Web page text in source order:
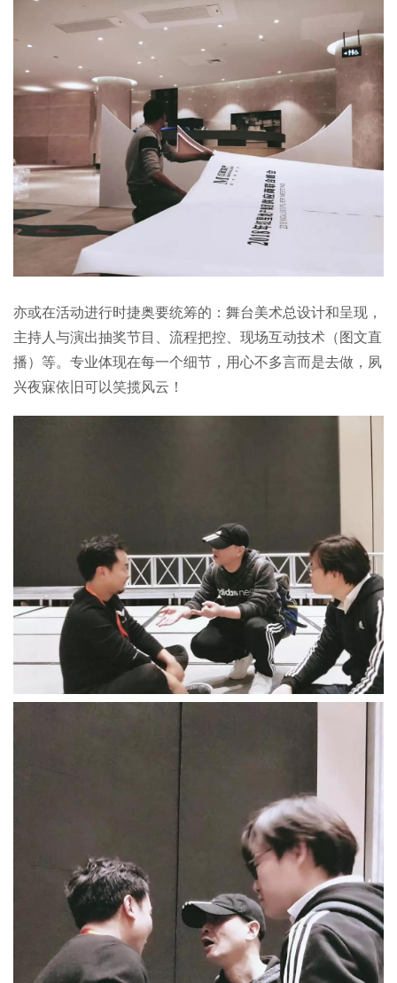
亦或在活动进行时捷奥要统筹的：舞台美术总设计和呈现，
主持人与演出抽奖节目、流程把控、现场互动技术（图文直
播）等。专业体现在每一个细节，用心不多言而是去做，夙
兴夜寐依旧可以笑揽风云！